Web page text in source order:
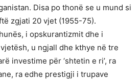
Disa po thonë se u mund si
zgjati 20 vjet (1955-75).
i opskurantizmit dhe i
u ngjall dhe kthye në tre
investime për ‘shtetin e ri’, ra
ra edhe prestigji i trupave